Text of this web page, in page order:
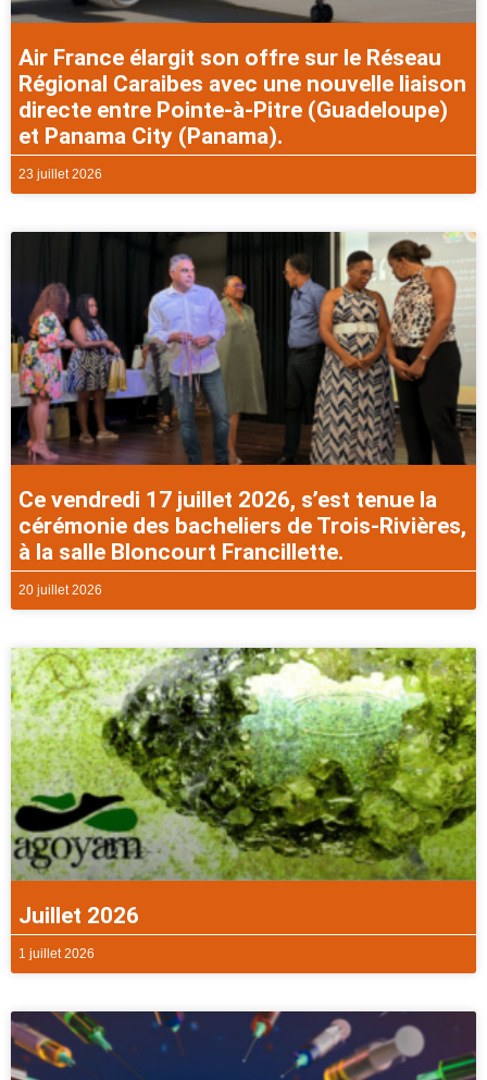
Air France élargit son offre sur le Réseau
Régional Caraibes avec une nouvelle liaison
directe entre Pointe-à-Pitre (Guadeloupe)
et Panama City (Panama).
23 juillet 2026
Ce vendredi 17 juillet 2026, s’est tenue la
cérémonie des bacheliers de Trois-Rivières,
à la salle Bloncourt Francillette.
20 juillet 2026
Juillet 2026
1 juillet 2026